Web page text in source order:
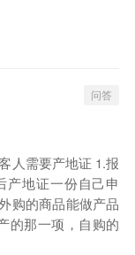
问答
人需要产地证 1.报
产地证一份自己申
购的商品能做产品
的那一项，自购的